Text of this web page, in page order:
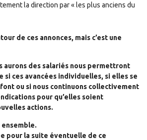
la direction par « les plus anciens du
de ces annonces, mais c’est une
aurons des salariés nous permettront
si ces avancées individuelles, si elles se
ou si nous continuons collectivement
pour qu’elles soient
actions.
ensemble.
pour la suite éventuelle de ce